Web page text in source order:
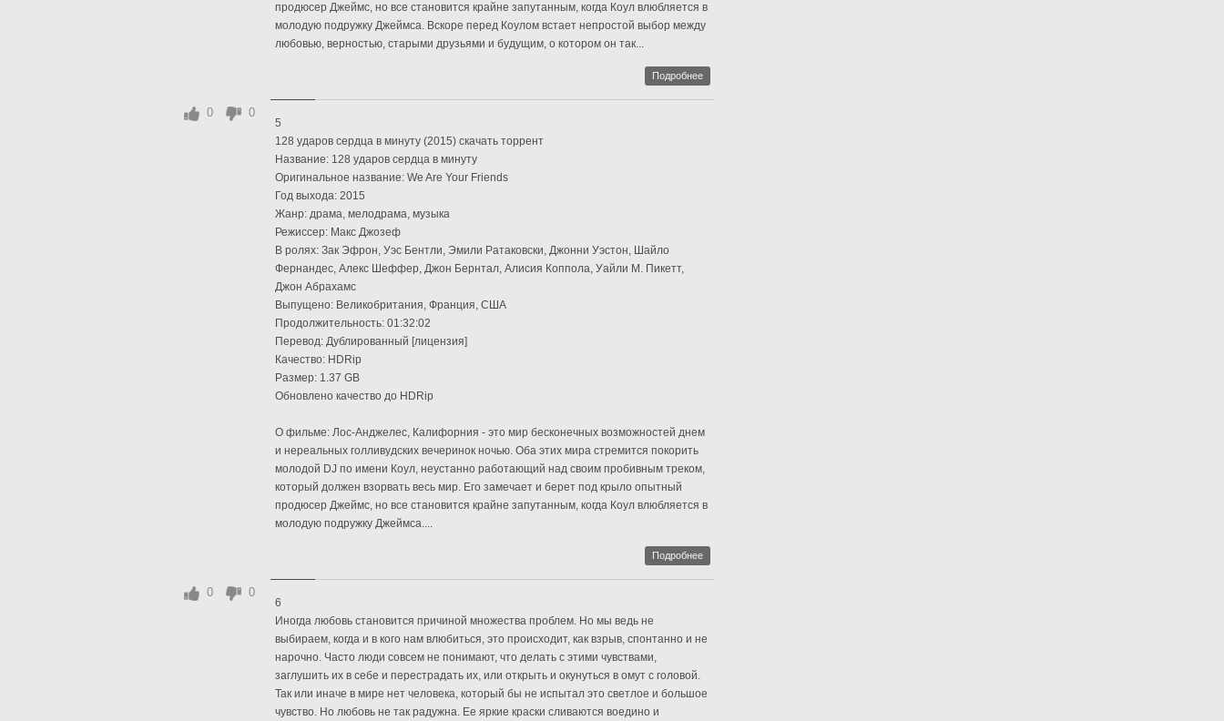
продюсер Джеймс, но все становится крайне запутанным, когда Коул влюбляется в
молодую подружку Джеймса. Вскоре перед Коулом встает непростой выбор между
любовью, верностью, старыми друзьями и будущим, о котором он так...
Подробнее
5
128 ударов сердца в минуту (2015) скачать торрент
Название: 128 ударов сердца в минуту
Оригинальное название: We Are Your Friends
Год выхода: 2015
Жанр: драма, мелодрама, музыка
Режиссер: Макс Джозеф
В ролях: Зак Эфрон, Уэс Бентли, Эмили Ратаковски, Джонни Уэстон, Шайло
Фернандес, Алекс Шеффер, Джон Бернтал, Алисия Коппола, Уайли М. Пикетт,
Джон Абрахамс
Выпущено: Великобритания, Франция, США
Продолжительность: 01:32:02
Перевод: Дублированный [лицензия]
Качество: HDRip
Размер: 1.37 GB
Обновлено качество до HDRip
О фильме: Лос-Анджелес, Калифорния - это мир бесконечных возможностей днем
и нереальных голливудских вечеринок ночью. Оба этих мира стремится покорить
молодой DJ по имени Коул, неустанно работающий над своим пробивным треком,
который должен взорвать весь мир. Его замечает и берет под крыло опытный
продюсер Джеймс, но все становится крайне запутанным, когда Коул влюбляется в
молодую подружку Джеймса....
0 0
Подробнее
6
Иногда любовь становится причиной множества проблем. Но мы ведь не
выбираем, когда и в кого нам влюбиться, это происходит, как взрыв, спонтанно и не
нарочно. Часто люди совсем не понимают, что делать с этими чувствами,
заглушить их в себе и перестрадать их, или открыть и окунуться в омут с головой.
Так или иначе в мире нет человека, который бы не испытал это светлое и большое
чувство. Но любовь не так радужна. Ее яркие краски сливаются воедино и
0 0